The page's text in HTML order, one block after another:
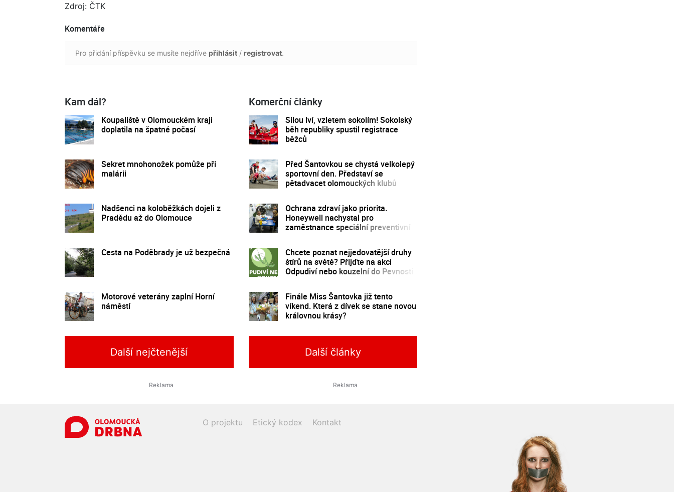
Zdroj: ČTK
Komentáře
Pro přidání příspěvku se musíte nejdříve přihlásit / registrovat.
Kam dál?
Koupaliště v Olomouckém kraji
doplatila na špatné počasí
Sekret mnohonožek pomůže při
malárii
Nadšenci na koloběžkách dojeli z
Pradědu až do Olomouce
Cesta na Poděbrady je už bezpečná
Motorové veterány zaplní Horní
náměstí
Komerční články
Silou lví, vzletem sokolím! Sokolský
běh republiky spustil registrace
běžců
Před Šantovkou se chystá velkolepý
sportovní den. Představí se
pětadvacet olomouckých klubů
Ochrana zdraví jako priorita.
Honeywell nachystal pro
zaměstnance speciální preventivní
Chcete poznat nejjedovatější druhy
štírů na světě? Přijďte na akci
Odpudiví nebo kouzelní do Pevnosti
Finále Miss Šantovka již tento
víkend. Která z dívek se stane novou
královnou krásy?
Další nejčtenější Další články
O projektu Etický kodex Kontakt